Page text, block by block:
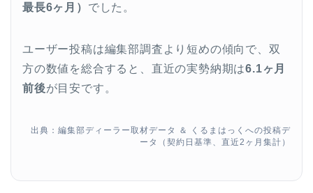
最長6ヶ月） でした。
ユーザー投稿は編集部調査より短めの傾向で、双
方の数値を総合すると、直近の実勢納期は6.1ヶ月
前後が目安です。
出典：編集部ディーラー取材データ ＆ くるまはっくへの投稿デ
ータ（契約日基準、直近2ヶ月集計）